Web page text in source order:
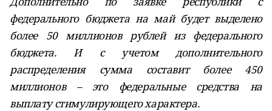
федерального бюджета на май будет выделено
более 50 миллионов рублей из федерального
бюджета. И с учетом дополнительного
распределения сумма составит более 450
миллионов – это федеральные средства на
выплату стимулирующего характера.